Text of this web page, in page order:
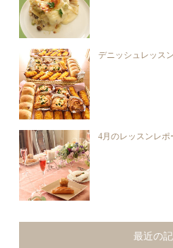
デニッシュレッス
4月のレッスンレポ
最近の